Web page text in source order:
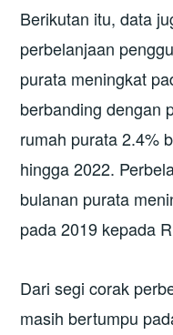
Berikutan itu, data
perbelanjaan
purata meningkat
berbanding dengan
rumah purata 2.4%
hingga 2022.
bulanan purata
pada 2019 kepada
Dari segi corak
masih bertumpu